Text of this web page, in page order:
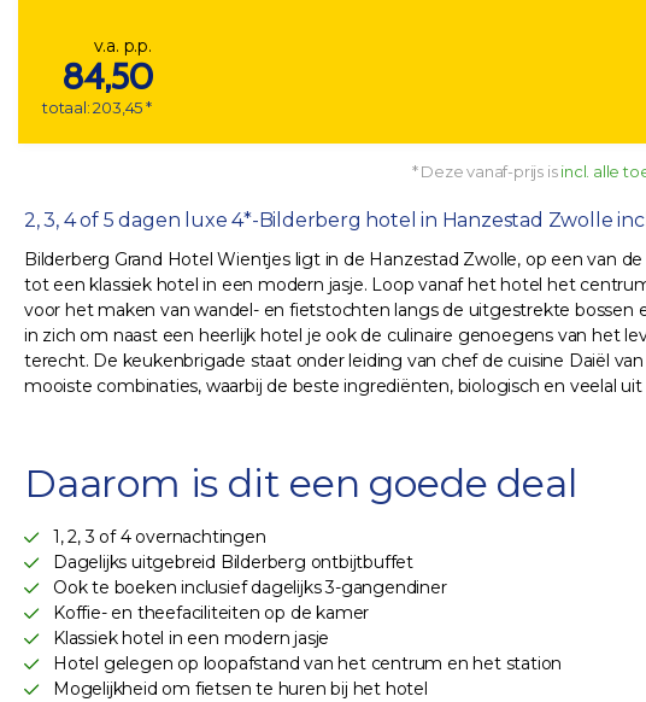
v.a. p.p.
84,50
totaal: 203,45 *
* Deze vanaf-prijs isincl. alle
2, 3, 4 of 5 dagen luxe 4*-Bilderberg hotel in Hanzestad Zwolle
Bilderberg Grand Hotel Wientjes ligt in de Hanzestad Zwolle, op een van
tot een klassiek hotel in een modern jasje. Loop vanaf het hotel het
voor het maken van wandel- en fietstochten langs de uitgestrekte bossen
in zich om naast een heerlijk hotel je ook de culinaire genoegens van het
terecht. De keukenbrigade staat onder leiding van chef de cuisine Daiël
mooiste combinaties, waarbij de beste ingrediënten, biologisch en veelal
Daarom is dit een goede deal
1, 2, 3 of 4 overnachtingen
Dagelijks uitgebreid Bilderberg ontbijtbuffet
Ook te boeken inclusief dagelijks 3-gangendiner
Koffie- en theefaciliteiten op de kamer
Klassiek hotel in een modern jasje
Hotel gelegen op loopafstand van het centrum en het station
Mogelijkheid om fietsen te huren bij het hotel